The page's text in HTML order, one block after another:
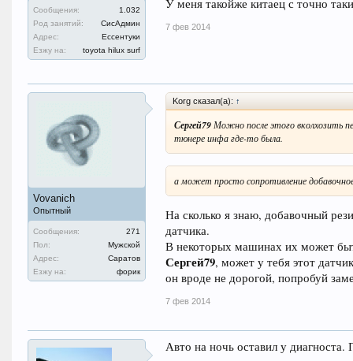
Сообщения:
1.032
Род занятий:
СисАдмин
Адрес:
Ессентуки
Езжу на:
toyota hilux surf
У меня такойже китаец с точно
7 фев 2014
Vovanich
Опытный
Сообщения:
271
Пол:
Мужской
Адрес:
Саратов
Езжу на:
форик
Korg сказал(а): ↑
Сергей79Можно после этого вколхозить
тюнере инфа где-то была.
а может просто сопротивление
На сколько я знаю, добавочный
датчика.
В некоторых машинах их может
Сергей79, может у тебя этот
он вроде не дорогой, попробуй
7 фев 2014
Авто на ночь оставил у